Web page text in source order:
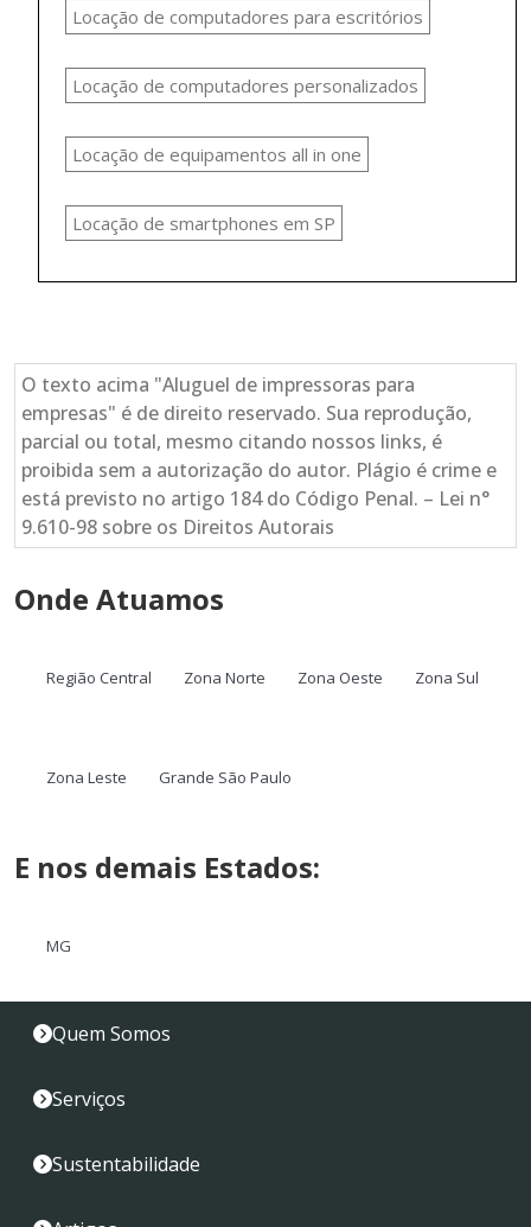
Locação de computadores para escritórios
Locação de computadores personalizados
Locação de equipamentos all in one
Locação de smartphones em SP
O texto acima "Aluguel de impressoras para
empresas" é de direito reservado. Sua reprodução,
parcial ou total, mesmo citando nossos links, é
proibida sem a autorização do autor. Plágio é crime e
está previsto no artigo 184 do Código Penal. – Lei n°
9.610-98 sobre os Direitos Autorais
Onde Atuamos
Região Central Zona Norte Zona Oeste Zona Sul
Zona Leste Grande São Paulo
E nos demais Estados:
MG
Quem Somos
Serviços
Sustentabilidade